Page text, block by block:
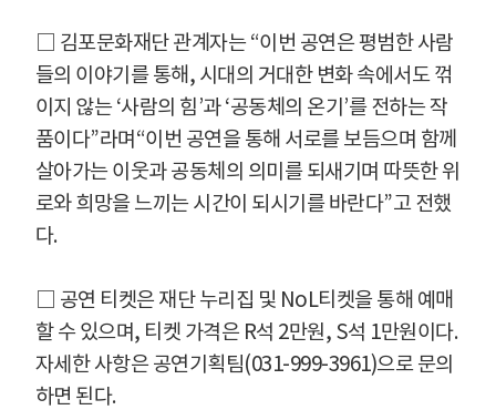
□ 김포문화재단 관계자는“이번 공연은 평범한 사람
들의 이야기를 통해, 시대의 거대한 변화 속에서도 꺾
이지 않는‘사람의 힘’과‘공동체의 온기 ’를 전하는 작
품이다”라며 “이번 공연을 통해 서로를 보듬으며 함께
살아가는 이웃과 공동체의 의미를 되새기며 따뜻한 위
로와 희망을 느끼는 시간이 되시기를 바란다”고 전했
다.
□ 공연 티켓은 재단 누리집 및 NoL티켓을 통해 예매
할 수 있으며, 티켓 가격은 R석 2만원, S석 1만원이다.
자세한 사항은 공연기획팀(031-999-3961)으로 문의
하면 된다.